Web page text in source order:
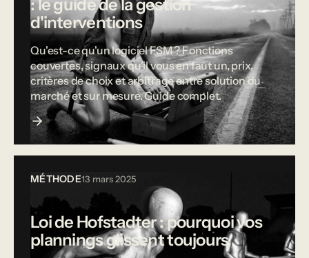
: le guide de la gestion
d'interventions
Qu'est-ce qu'un logiciel FSM ? Fonctions
couvertes, signaux qu'il vous en faut un, prix,
critères de choix et arbitrage entre solution du
marché et sur mesure. Guide complet.
MÉTHODE13 mars 2025
Loi de Hofstadter : pourquoi vos
plannings glissent toujours